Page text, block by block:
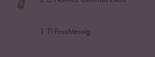
1 Tl Fruchtessig